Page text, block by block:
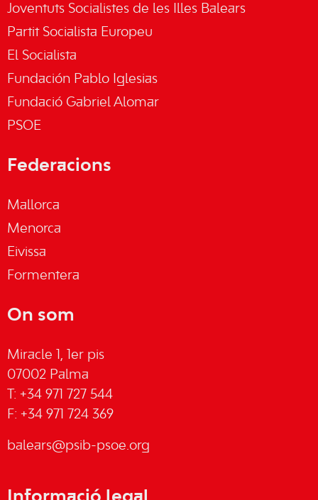
Joventuts Socialistes de les Illes Balears
Partit Socialista Europeu
El Socialista
Fundación Pablo Iglesias
Fundació Gabriel Alomar
PSOE
Federacions
Mallorca
Menorca
Eivissa
Formentera
On som
Miracle 1, 1er pis
07002 Palma
T: +34 971 727 544
F: +34 971 724 369
balears@psib-psoe.org